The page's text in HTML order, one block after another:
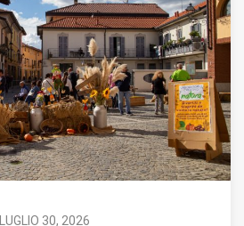
LUGLIO 30, 2026